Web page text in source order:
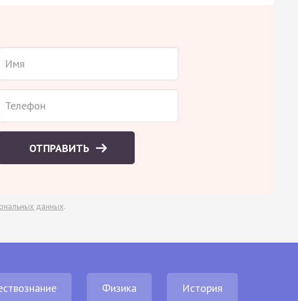
ОТПРАВИТЬ
данных.
Физика История